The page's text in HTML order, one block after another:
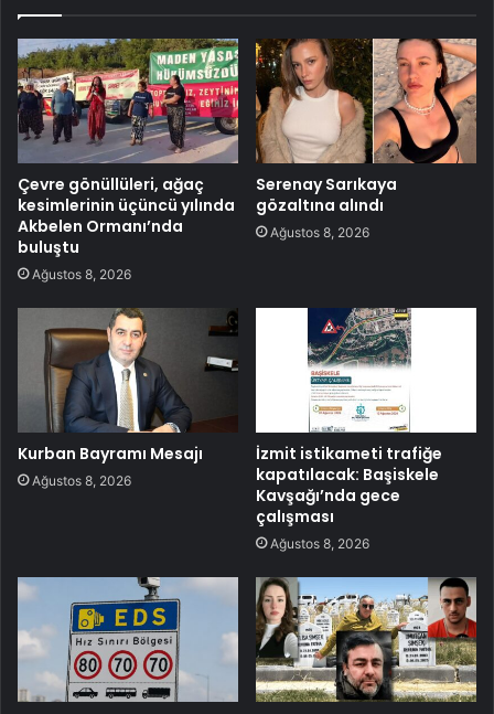
Çevre gönüllüleri, ağaç
kesimlerinin üçüncü yılında
Akbelen Ormanı’nda
buluştu
Ağustos 8, 2026
Serenay Sarıkaya
gözaltına alındı
Ağustos 8, 2026
Kurban Bayramı Mesajı
Ağustos 8, 2026
İzmit istikameti trafiğe
kapatılacak: Başiskele
Kavşağı’nda gece
çalışması
Ağustos 8, 2026